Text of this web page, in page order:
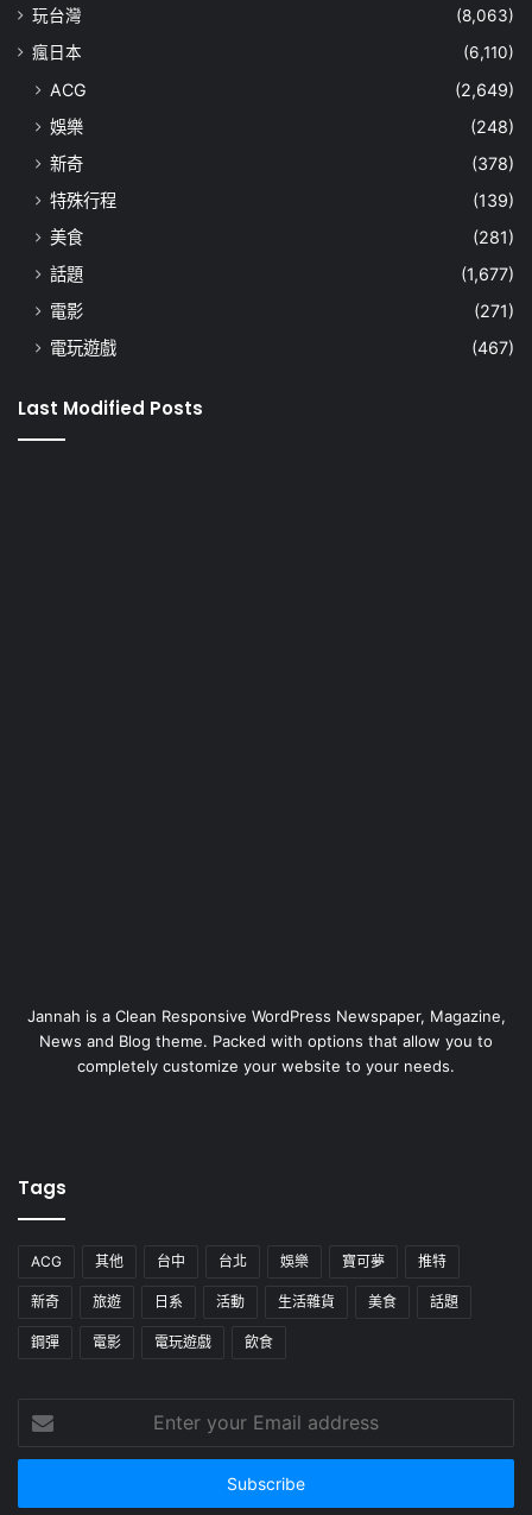
玩台灣
(8,063)
瘋日本
(6,110)
ACG
(2,649)
娛樂
(248)
新奇
(378)
特殊行程
(139)
美食
(281)
話題
(1,677)
電影
(271)
電玩遊戲
(467)
Last Modified Posts
Jannah is a Clean Responsive WordPress Newspaper, Magazine,
News and Blog theme. Packed with options that allow you to
completely customize your website to your needs.
Tags
ACG 其他 台中 台北 娛樂 寶可夢 推特
新奇 旅遊 日系 活動 生活雜貨 美食 話題
鋼彈 電影 電玩遊戲 飲食
your
Email